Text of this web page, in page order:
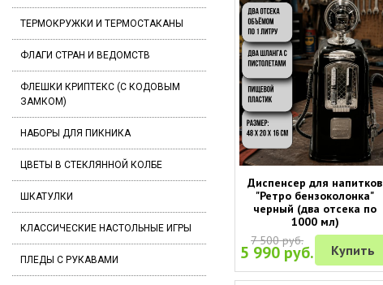
ТЕРМОКРУЖКИ И ТЕРМОСТАКАНЫ
ФЛАГИ СТРАН И ВЕДОМСТВ
ФЛЕШКИ КРИПТЕКС (С КОДОВЫМ
ЗАМКОМ)
НАБОРЫ ДЛЯ ПИКНИКА
ЦВЕТЫ В СТЕКЛЯННОЙ КОЛБЕ
ШКАТУЛКИ
КЛАССИЧЕСКИЕ НАСТОЛЬНЫЕ ИГРЫ
ПЛЕДЫ С РУКАВАМИ
Диспенсер для напитков
"Ретро бензоколонка"
черный (два отсека по
1000 мл)
7 500 руб.
5 990 руб. Купить